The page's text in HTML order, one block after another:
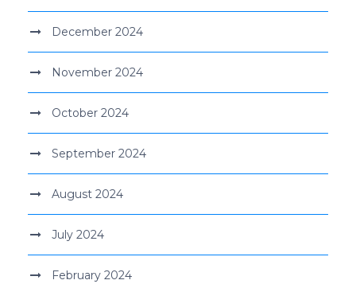
December 2024
November 2024
October 2024
September 2024
August 2024
July 2024
February 2024